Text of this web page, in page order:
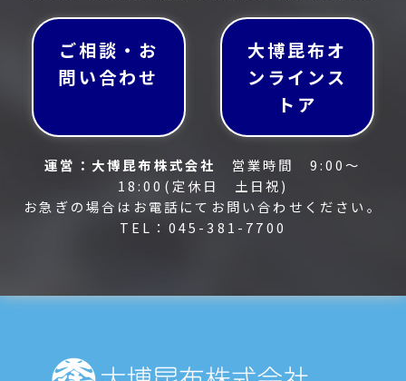
ご相談・お
問い合わせ
大博昆布オ
ンラインス
トア
運営：大博昆布株式会社
営業時間 9:00～
18:00(定休日 土日祝)
お急ぎの場合はお電話にてお問い合わせください。
TEL：045-381-7700